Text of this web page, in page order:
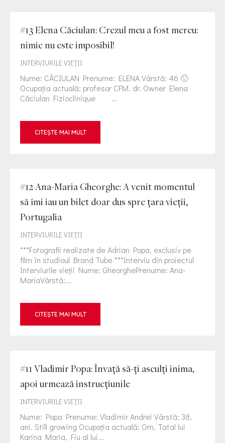
#13 Elena Căciulan: Crezul meu a fost mereu:
nimic nu este imposibil!
INTERVIURILE VIEŢII
Nume: CĂCIULAN Prenume: ELENA Vârstă: 46 🙂
Ocupația actuală: profesor CFM. dr. Owner Elena
Căciulan Fizioclinique ...
CITEȘTE MAI MULT
#12 Ana-Maria Gheorghe: A venit momentul
să îmi iau un bilet doar dus spre țara vieții,
Portugalia
INTERVIURILE VIEŢII
***Fotografii realizate de Adrian Popa, exclusiv pe
film în studioul Brand Tube ***Interviu din proiectul
Interviurile vieții Nume: GheorghePrenume: Ana-
MariaVârstă:...
CITEȘTE MAI MULT
#11 Vladimir Popa: Învață să-ți asculți inima,
apoi urmează instrucțiunile
INTERVIURILE VIEŢII
Nume: Popa Prenume: Vladimir Andrei Vârstă: 38,
ani. Still growing Ocupația actuală: Om, Tatal lui
Karina Maria, Fiu al lui...